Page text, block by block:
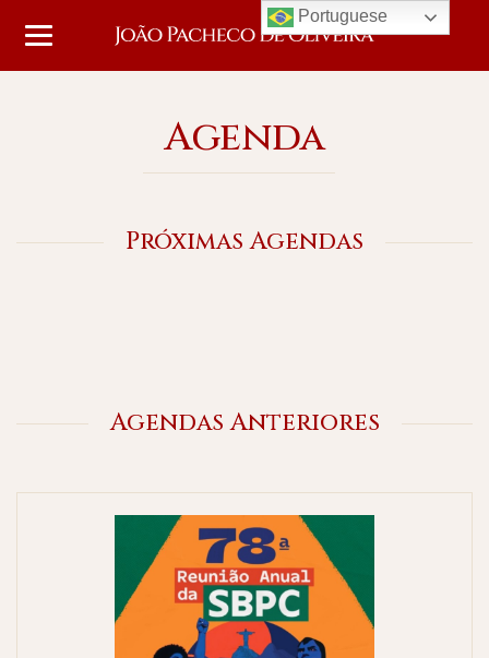
Agenda
Próximas Agendas
Agendas Anteriores
Portuguese